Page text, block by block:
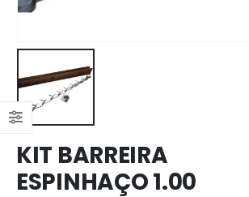
KIT BARREIRA
ESPINHAÇO 1.00